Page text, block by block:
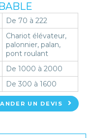
De 70 à 222
Chariot élévateur,
palonnier, palan,
pont roulant
De 1000 à 2000
De 300 à 1600
UN DEVIS